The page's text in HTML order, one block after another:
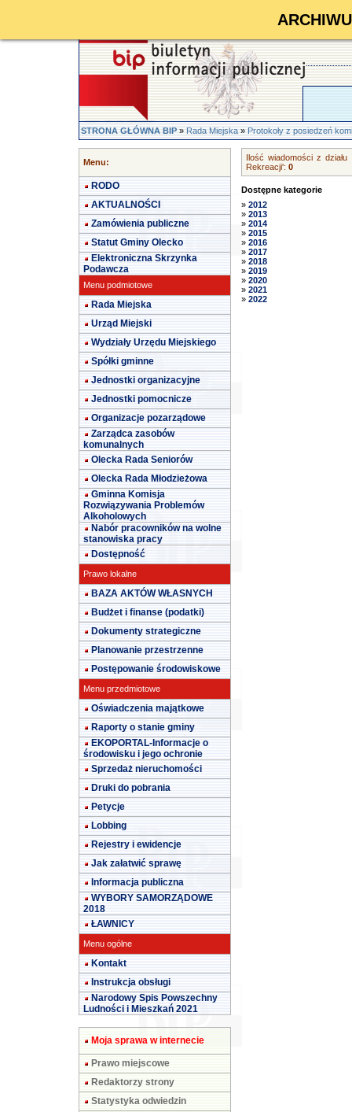
STRONA GŁÓWNA BIP»Rada Miejska»Protokoły z posiedzeń
Menu:
RODO
AKTUALNOŚCI
Zamówienia publiczne
Statut Gminy Olecko
Elektroniczna Skrzynka
Podawcza
Menu podmiotowe
Rada Miejska
Urząd Miejski
Wydziały Urzędu Miejskiego
Spółki gminne
Jednostki organizacyjne
Jednostki pomocnicze
Organizacje pozarządowe
Zarządca zasobów
komunalnych
Olecka Rada Seniorów
Olecka Rada Młodzieżowa
Gminna Komisja
Rozwiązywania Problemów
Alkoholowych
Nabór pracowników na wolne
stanowiska pracy
Dostępność
Prawo lokalne
BAZA AKTÓW WŁASNYCH
Budżet i finanse (podatki)
Dokumenty strategiczne
Planowanie przestrzenne
Postępowanie środowiskowe
Menu przedmiotowe
Oświadczenia majątkowe
Raporty o stanie gminy
EKOPORTAL-Informacje o
środowisku i jego ochronie
Sprzedaż nieruchomości
Druki do pobrania
Petycje
Lobbing
Rejestry i ewidencje
Jak załatwić sprawę
Informacja publiczna
WYBORY SAMORZĄDOWE
2018
ŁAWNICY
Menu ogólne
Kontakt
Instrukcja obsługi
Narodowy Spis Powszechny
Ludności i Mieszkań 2021
Moja sprawa w internecie
Prawo miejscowe
Redaktorzy strony
Statystyka odwiedzin
Ilość wiadomości z
Rekreacji': 0
Dostępne kategorie
» 2012
» 2013
» 2014
» 2015
» 2016
» 2017
» 2018
» 2019
» 2020
» 2021
» 2022